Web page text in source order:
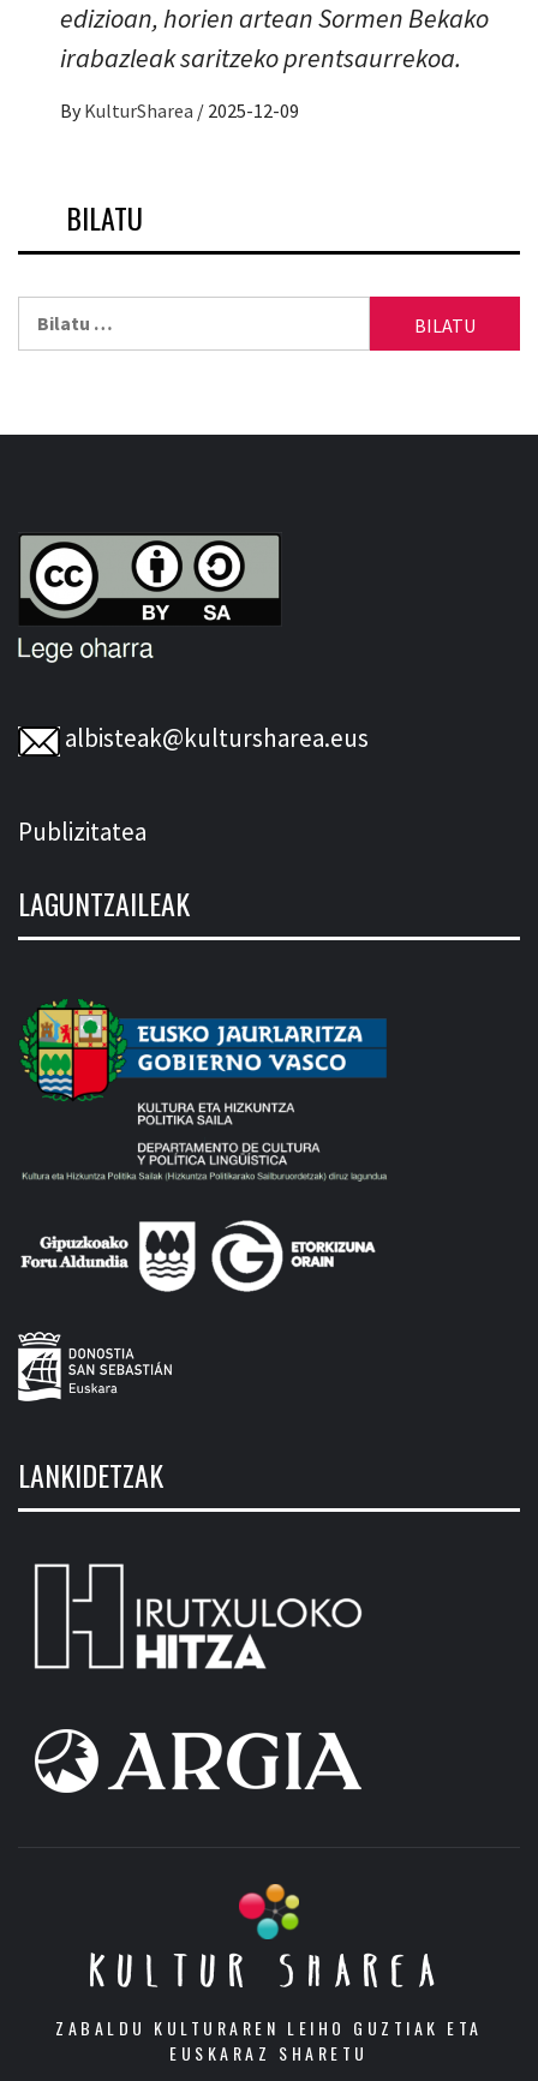
edizioan, horien artean Sormen Bekako
irabazleak saritzeko prentsaurrekoa.
By KulturSharea / 2025-12-09
BILATU
albisteak@kultursharea.eus
Publizitatea
LAGUNTZAILEAK
LANKIDETZAK
KULTUR SHAREA
ZABALDU KULTURAREN LEIHO GUZTIAK ETA
EUSKARAZ SHARETU